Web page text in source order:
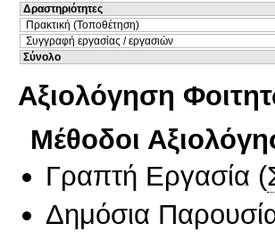
Δραστηριότητες
Πρακτική (Τοποθέτηση)
Συγγραφή εργασίας / εργασιών
Σύνολο
Αξιολόγηση
Μέθοδοι
Γραπτή Εργασία (
Δημόσια